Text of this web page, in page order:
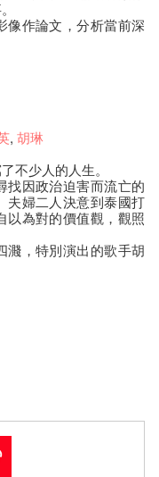
像作論文，分析當前深
, 胡琳
不少人的人生。
找因政治迫害而流亡的
夫婦二人決意到泰國打
以為對的價值觀，觀照
濺，特別演出的歌手胡